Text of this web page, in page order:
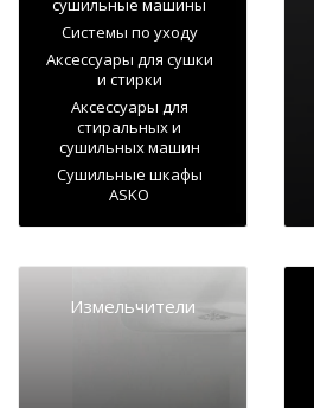
сушильные машины
Системы по уходу
Аксессуары для сушки
и стирки
Аксессуары для
стиральных и
сушильных машин
Сушильные шкафы
ASKO
Измельчители